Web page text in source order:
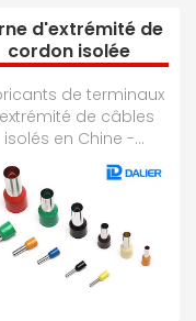
d'extrémité de
cordon isolée
de terminaux
de câbles
isolés en Chine -
Sélectionnez des
de terminaux
de câbles ...